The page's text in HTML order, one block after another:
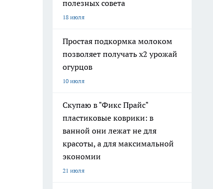
полезных совета
18 июля
Простая подкормка молоком
позволяет получать х2 урожай
огурцов
10 июля
Скупаю в "Фикс Прайс"
пластиковые коврики: в
ванной они лежат не для
красоты, а для максимальной
экономии
21 июля